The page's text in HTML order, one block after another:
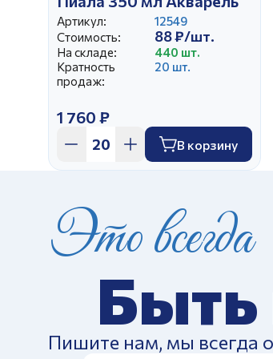
Артикул:
12549
Стоимость:
88 ₽/шт.
На складе:
440 шт.
Кратность
продаж:
20 шт.
1 760 ₽
В корзину
Это всегда
Быть
Пишите нам, мы всегда